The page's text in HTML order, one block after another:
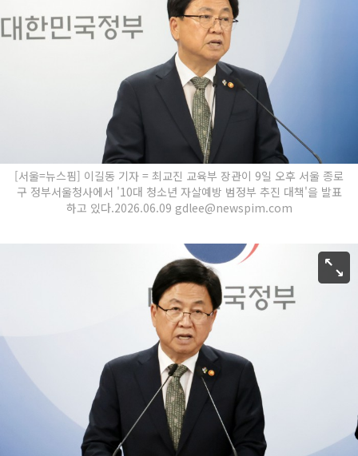
[서울=뉴스핌] 이길동 기자 = 최교진 교육부 장관이 9일 오후 서울 종로
구 정부서울청사에서 '10대 청소년 자살예방 범정부 추진 대책'을 발표
하고 있다.2026.06.09 gdlee@newspim.com